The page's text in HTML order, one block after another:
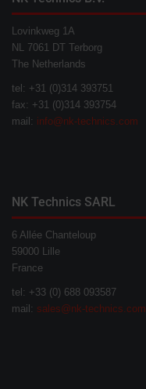
Lovinkweg 1A
NL 7061 DT Terborg
The Netherlands
tel: +31 (0)314 393751
fax: +31 (0)314 393754
mail: info@nk-technics.com
NK Technics SARL
6 Allée Chanteloup
59000 Lille
France
tel: +33 (0) 688 093587
mail: sales@nk-technics.com